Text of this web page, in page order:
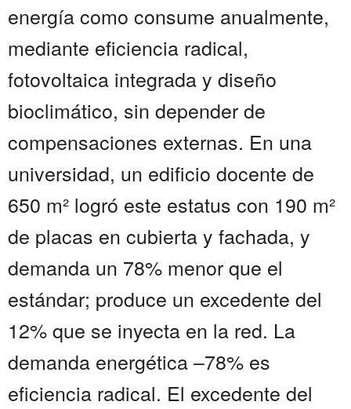
energía como consume anualmente,
mediante eficiencia radical,
fotovoltaica integrada y diseño
bioclimático, sin depender de
compensaciones externas. En una
universidad, un edificio docente de
650 m² logró este estatus con 190 m²
de placas en cubierta y fachada, y
demanda un 78% menor que el
estándar; produce un excedente del
12% que se inyecta en la red. La
demanda energética –78% es
eficiencia radical. El excedente del